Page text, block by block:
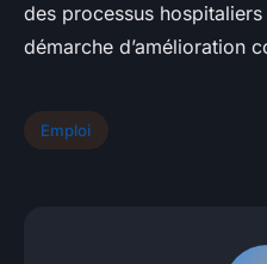
des processus hospitaliers
démarche d’amélioration
Emploi